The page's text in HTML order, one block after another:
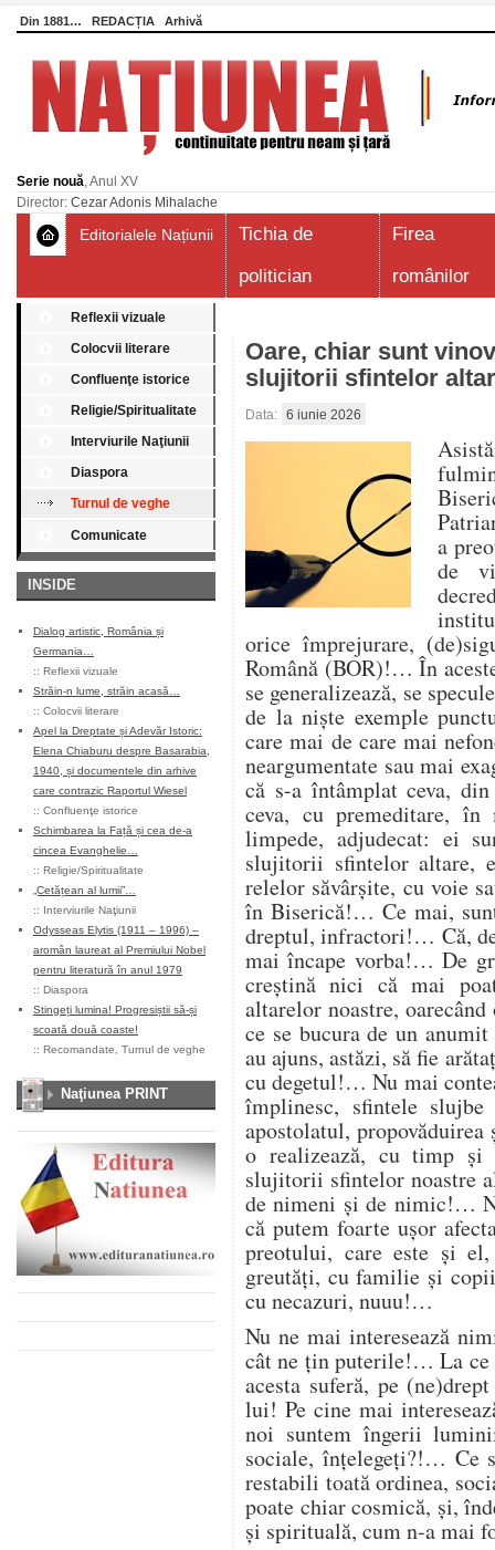
Din 1881… REDACȚIA Arhivă
Serie nouă, Anul XV
Director: Cezar Adonis Mihalache
Editorialele Națiunii
Tichia de
politician
Firea
românilor
Reflexii vizuale
Colocvii literare
Confluenţe istorice
Religie/Spiritualitate
Interviurile Naţiunii
Diaspora
Turnul de veghe
Comunicate
INSIDE
Dialog artistic, România și
Germania…
:: Reflexii vizuale
Străin-n lume, străin acasă…
:: Colocvii literare
Apel la Dreptate și Adevăr Istoric:
Elena Chiaburu despre Basarabia,
1940, și documentele din arhive
care contrazic Raportul Wiesel
:: Confluenţe istorice
Schimbarea la Față și cea de-a
cincea Evanghelie…
:: Religie/Spiritualitate
„Cetățean al lumii”…
:: Interviurile Naţiunii
Odysseas Elytis (1911 – 1996) –
aromân laureat al Premiului Nobel
pentru literatură în anul 1979
:: Diaspora
Stingeți lumina! Progresiștii să-și
scoată două coaste!
:: Recomandate Turnul de veghe
Naţiunea PRINT
Oare, chiar sunt
slujitorii sfintelor
Data: 6 iunie 2026
a
de
orice împrejurare,
Română (BOR)!… În
se generalizează, se
de la niște exemple
care mai de care mai
neargumentate sau mai
că s-a întâmplat ceva,
ceva, cu premeditare,
limpede, adjudecat: ei
slujitorii sfintelor altare,
relelor săvârşite, cu voie
în Biserică!… Ce mai,
dreptul, infractori!… Că,
mai încape vorba!… De
creştină nici că mai
altarelor noastre,
ce se bucura de un
au ajuns, astăzi, să fie
cu degetul!… Nu mai
împlinesc, sfintele
apostolatul,
o realizează, cu timp
slujitorii sfintelor noastre
de nimeni şi de nimic!…
că putem foarte uşor
preotului, care este şi
greutăţi, cu familie şi
cu necazuri, nuuu!…
Nu ne mai interesează
cât ne ţin puterile!… La ce
acesta suferă, pe
lui! Pe cine mai
noi suntem îngerii
sociale, înţelegeţi?!… Ce
restabili toată ordinea,
poate chiar cosmică, şi,
şi spirituală, cum n-a mai